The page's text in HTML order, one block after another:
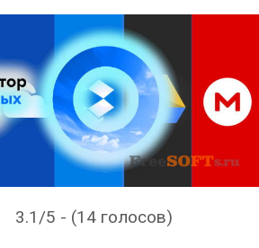
3.1/5 - (14 голосов)